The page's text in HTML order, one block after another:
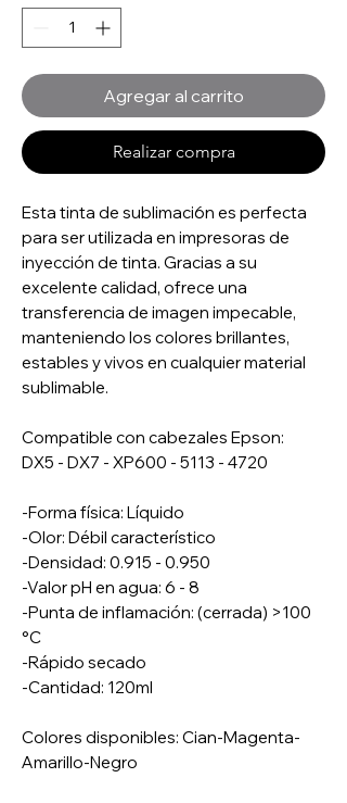
Agregar al carrito
Realizar compra
Esta tinta de sublimaci6n es perfecta
para ser utilizada en impresoras de
inyección de tinta. Gracias a su
excelente calidad, ofrece una
transferencia de imagen impecable,
manteniendo los colores brillantes,
estables y vivos en cualquier material
sublimable.
Compatible con cabezales Epson:
DX5 - DX7 - XP600 - 5113 - 4720
-Forma física: Líquido
-Olor: Débil característico
-Densidad: 0.915 - 0.950
-Valor pH en agua: 6 - 8
-Punta de inflamación: (cerrada) >100
°C
-Rápido secado
-Cantidad: 120ml
Colores disponibles: Cian-Magenta-
Amarillo-Negro